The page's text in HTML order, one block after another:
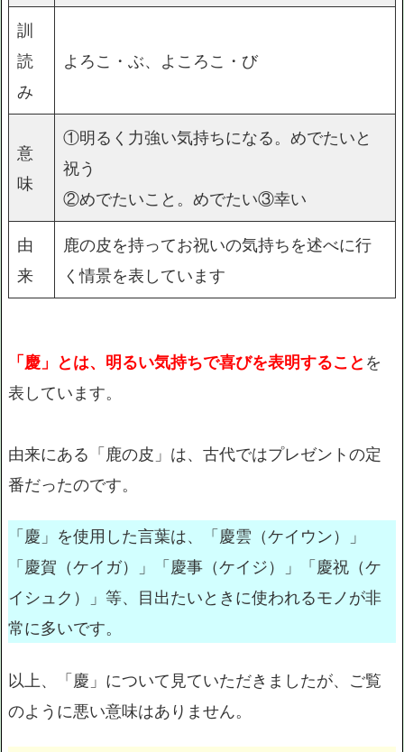
訓
読
み
よろこ・ぶ、よころこ・び
意
味
①明るく力強い気持ちになる。めでたいと
祝う
②めでたいこと。めでたい③幸い
由
来
鹿の皮を持ってお祝いの気持ちを述べに行
く情景を表しています
「慶」とは、明るい気持ちで喜びを表明すること を
表しています。
由来にある「鹿の皮」は、古代ではプレゼントの定
番だったのです。
「慶」を使用した言葉は、「慶雲（ケイウン）」
「慶賀（ケイガ）」「慶事（ケイジ）」「慶祝（ケ
イシュク）」等、目出たいときに使われるモノが非
常に多いです。
以上、「慶」について見ていただきましたが、ご覧
のように悪い意味はありません。